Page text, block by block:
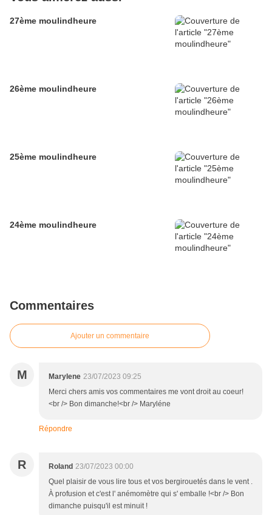
27ème moulindheure
26ème moulindheure
25ème moulindheure
24ème moulindheure
Commentaires
Ajouter un commentaire
M Marylene 23/07/2023 09:25
Merci chers amis vos commentaires me vont droit au coeur!
<br /> Bon dimanche!<br /> Maryléne
Répondre
R Roland 23/07/2023 00:00
Quel plaisir de vous lire tous et vos bergirouetés dans le vent .
À profusion et c'est l' anémomètre qui s' emballe !<br /> Bon
dimanche puisqu'il est minuit !